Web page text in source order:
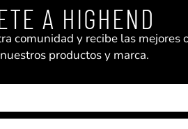
A HIGHEND
comunidad y recibe las mejores
productos y marca.